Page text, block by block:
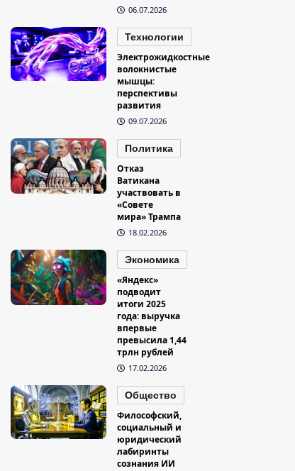
06.07.2026
Технологии
Электрожидкостные
волокнистые
мышцы:
перспективы
развития
09.07.2026
Политика
Отказ
Ватикана
участвовать в
«Совете
мира» Трампа
18.02.2026
Экономика
«Яндекс»
подводит
итоги 2025
года: выручка
впервые
превысила 1,44
трлн рублей
17.02.2026
Общество
Философский,
социальный и
юридический
лабиринты
сознания ИИ